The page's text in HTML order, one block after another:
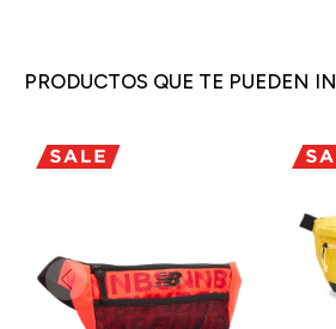
PRODUCTOS QUE TE PUEDEN